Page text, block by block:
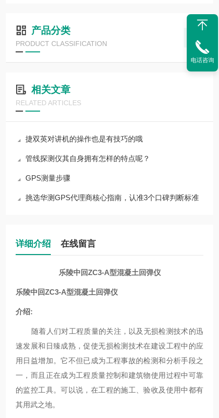
产品分类
PRODUCT CLASSIFICATION
相关文章
RELATED ARTICLES
捷双英对讲机的操作也是有技巧的哦
管线探测仪其自身拥有怎样的特点呢？
GPS测量步骤
挑选华测GPS代理商核心指南，认准3个口碑判断标准
详细介绍 在线留言
乐陵中回ZC3-A型混凝土回弹仪
乐陵中回ZC3-A型混凝土回弹仪
介绍:
随着人们对工程质量的关注，以及无损检测技术的迅
速发展和日臻成熟，促使无损检测技术在建设工程中的应
用日益增加。它不但已成为工程事故的检测和分析手段之
一，而且正在成为工程质量控制和建筑物使用过程中可靠
的监控工具。可以说，在工程的施工、验收及使用中都有
其用武之地。
电话咨询